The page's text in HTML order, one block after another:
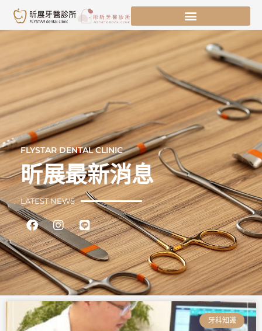
主
容
FLYSTAR DENTAL CLINIC
昕展最新消息
LATEST NEWS
FacebookInstagram
Line
牙科知識
頁 頁
面
頁
面
頁
面
頁
頁
面